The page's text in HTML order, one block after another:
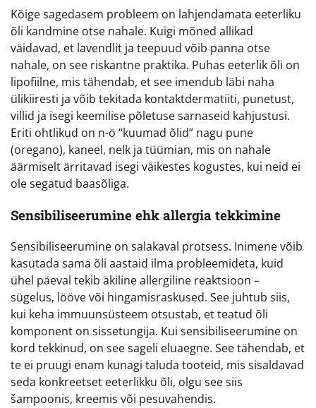
Kõige sagedasem probleem on lahjendamata eeterliku
õli kandmine otse nahale. Kuigi mõned allikad
väidavad, et lavendlit ja teepuud võib panna otse
nahale, on see riskantne praktika. Puhas eeterlik õli on
lipofiilne, mis tähendab, et see imendub läbi naha
ülikiiresti ja võib tekitada kontaktdermatiiti, punetust,
villid ja isegi keemilise põletuse sarnaseid kahjustusi.
Eriti ohtlikud on n-ö “kuumad õlid” nagu pune
(oregano), kaneel, nelk ja tüümian, mis on nahale
äärmiselt ärritavad isegi väikestes kogustes, kui neid ei
ole segatud baasõliga.
Sensibiliseerumine ehk allergia tekkimine
Sensibiliseerumine on salakaval protsess. Inimene võib
kasutada sama õli aastaid ilma probleemideta, kuid
ühel päeval tekib äkiline allergiline reaktsioon –
sügelus, lööve või hingamisraskused. See juhtub siis,
kui keha immuunsüsteem otsustab, et teatud õli
komponent on sissetungija. Kui sensibiliseerumine on
kord tekkinud, on see sageli eluaegne. See tähendab, et
te ei pruugi enam kunagi taluda tooteid, mis sisaldavad
seda konkreetset eeterlikku õli, olgu see siis
šampoonis, kreemis või pesuvahendis.